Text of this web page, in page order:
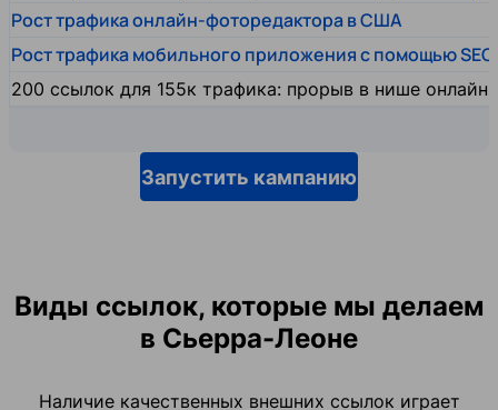
Рост трафика онлайн-фоторедактора в США
Рост трафика мобильного приложения с помощью SEO
200 ссылок для 155к трафика: прорыв в нише
Запустить кампанию
Виды ссылок, которые мы делаем
в Сьерра-Леоне
Наличие качественных внешних ссылок играет